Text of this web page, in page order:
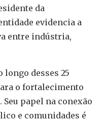
da
evidencia a
entre indústria,
longo desses 25
o fortalecimento
papel na conexão
e comunidades é